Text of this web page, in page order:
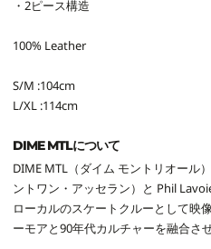
・2ピース構造
100% Leather
S/M :104cm
L/XL :114cm
DIME MTLについて
DIME MTL（ダイム モントリオール
ントワン・アッセラン）と Phil
ローカルのスケートクルーとして映
ーモアと90年代カルチャーを融合さ